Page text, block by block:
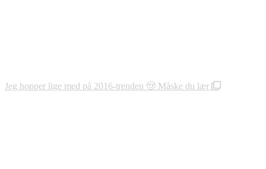
Jeg hopper lige med på 2016-trenden 🤠 Måske du lær